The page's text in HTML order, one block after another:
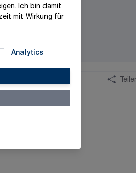
Ich bin damit
mit Wirkung für
Analytics
in 1-2 Tage